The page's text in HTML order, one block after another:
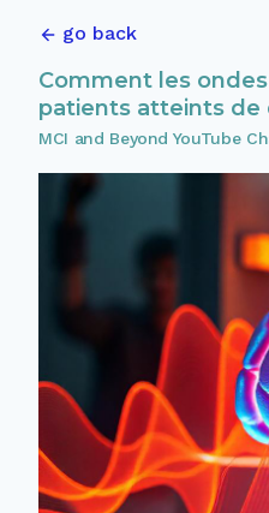
go back
Comment les
patients atteints de
MCI and Beyond YouTube